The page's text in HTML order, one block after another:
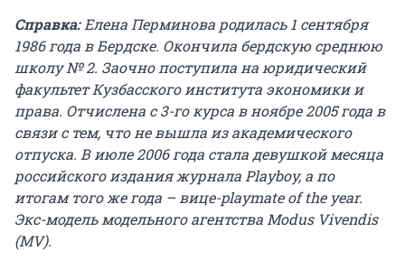
Справка:Елена Перминова родилась 1 сентября
1986 года в Бердске. Окончила бердскую среднюю
школу № 2. Заочно поступила на юридический
факультет Кузбасского института экономики и
права. Отчислена с 3-го курса в ноябре 2005 года в
связи с тем, что не вышла из академического
отпуска. В июле 2006 года стала девушкой месяца
российского издания журнала Playboy, а по
итогам того же года – вице-playmate of the year.
Экс-модель модельного агентства Modus Vivendis
(MV).